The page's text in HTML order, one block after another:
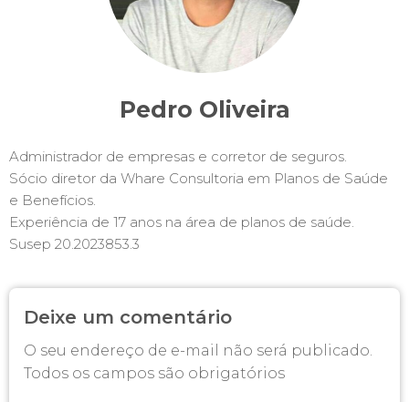
Pedro Oliveira
Administrador de empresas e corretor de seguros.
Sócio diretor da Whare Consultoria em Planos de Saúde
e Benefícios.
Experiência de 17 anos na área de planos de saúde.
Susep 20.2023853.3
Deixe um comentário
O seu endereço de e-mail não será publicado.
Todos os campos são obrigatórios